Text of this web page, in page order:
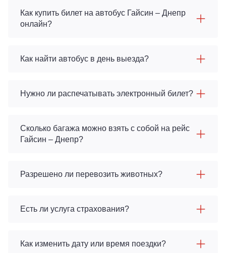
Как купить билет на автобус Гайсин – Днепр
онлайн?
Как найти автобус в день выезда?
Нужно ли распечатывать электронный билет?
Сколько багажа можно взять с собой на рейс
Гайсин – Днепр?
Разрешено ли перевозить животных?
Есть ли услуга страхования?
Как изменить дату или время поездки?